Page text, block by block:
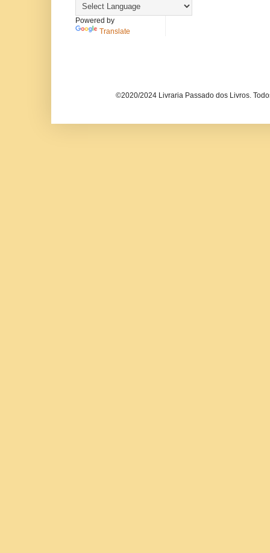
Powered by
Translate
©2020/2024 Livraria Passado dos Livros.